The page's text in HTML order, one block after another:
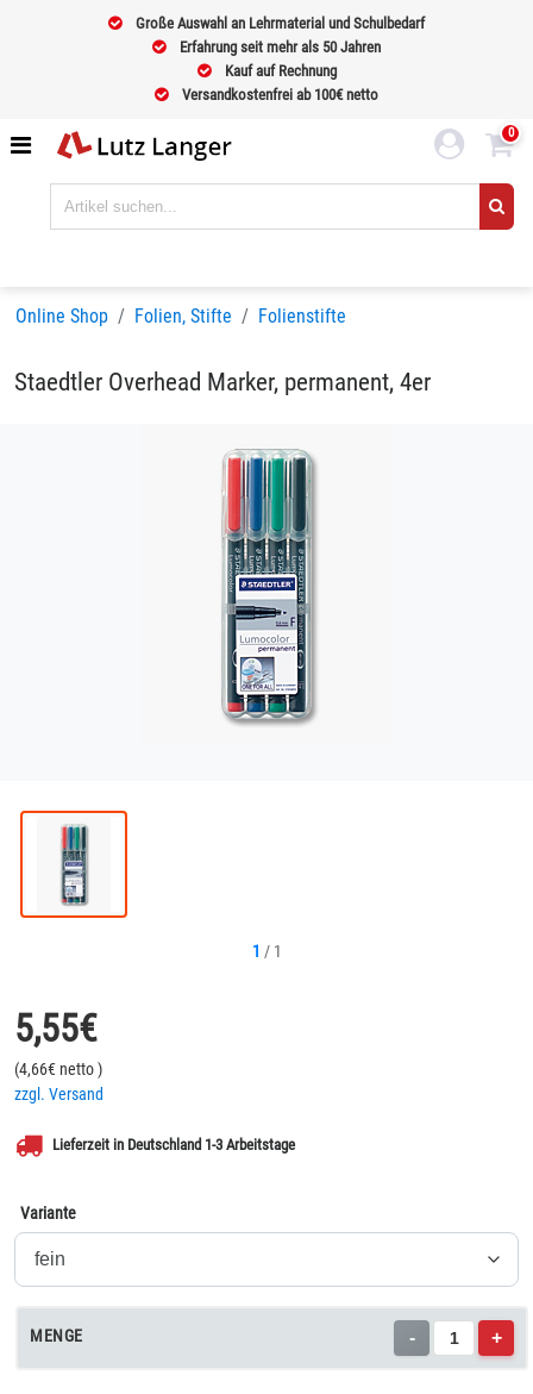
Große Auswahl an Lehrmaterial und Schulbedarf
Erfahrung seit mehr als 50 Jahren
Kauf auf Rechnung
Versandkostenfrei ab 100€ netto
0
Online Shop Folien, Stifte Folienstifte
Staedtler Overhead Marker, permanent, 4er
1 / 1
5,55€
(4,66€ netto)
zzgl. Versand
Lieferzeit in Deutschland 1-3 Arbeitstage
Variante
MENGE - +